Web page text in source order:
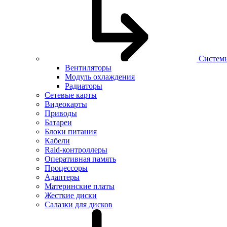
Вентиляторы
Модуль охлаждения
Радиаторы
Сетевые карты
Видеокарты
Приводы
Батареи
Блоки питания
Кабели
Raid-контроллеры
Оперативная память
Процессоры
Адаптеры
Материнские платы
Жесткие диски
Салазки для дисков